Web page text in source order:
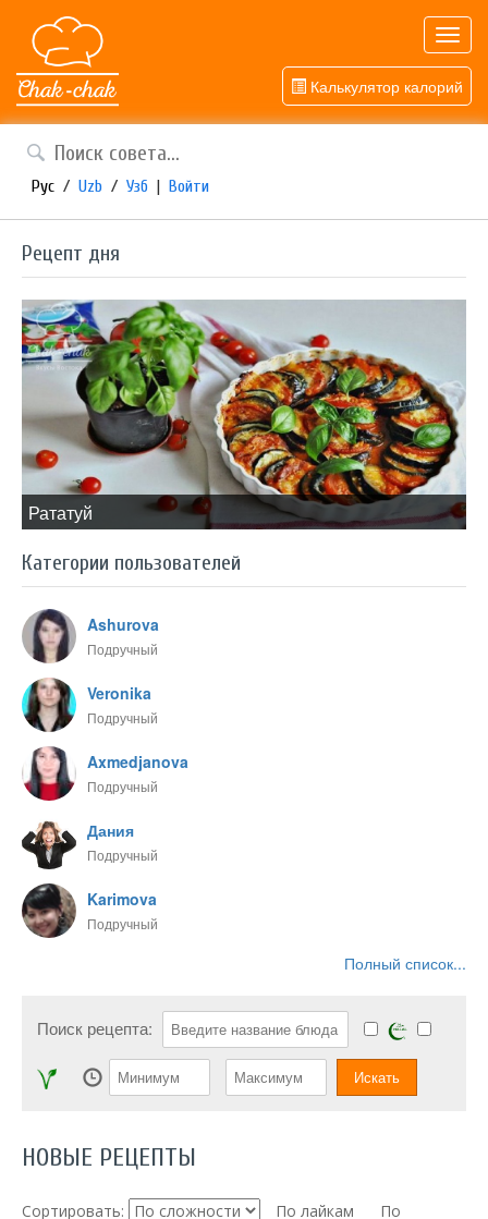
Калькулятор калорий
Рус / Uzb / Узб | Войти
Рецепт дня
​Рататуй
Категории пользователей
Ashurova
Подручный
Veronika
Подручный
Axmedjanova
Подручный
Дания
Подручный
Karimova
Подручный
Полный список...
Поиск рецепта:
НОВЫЕ РЕЦЕПТЫ
Сортировать: По лайкам
По